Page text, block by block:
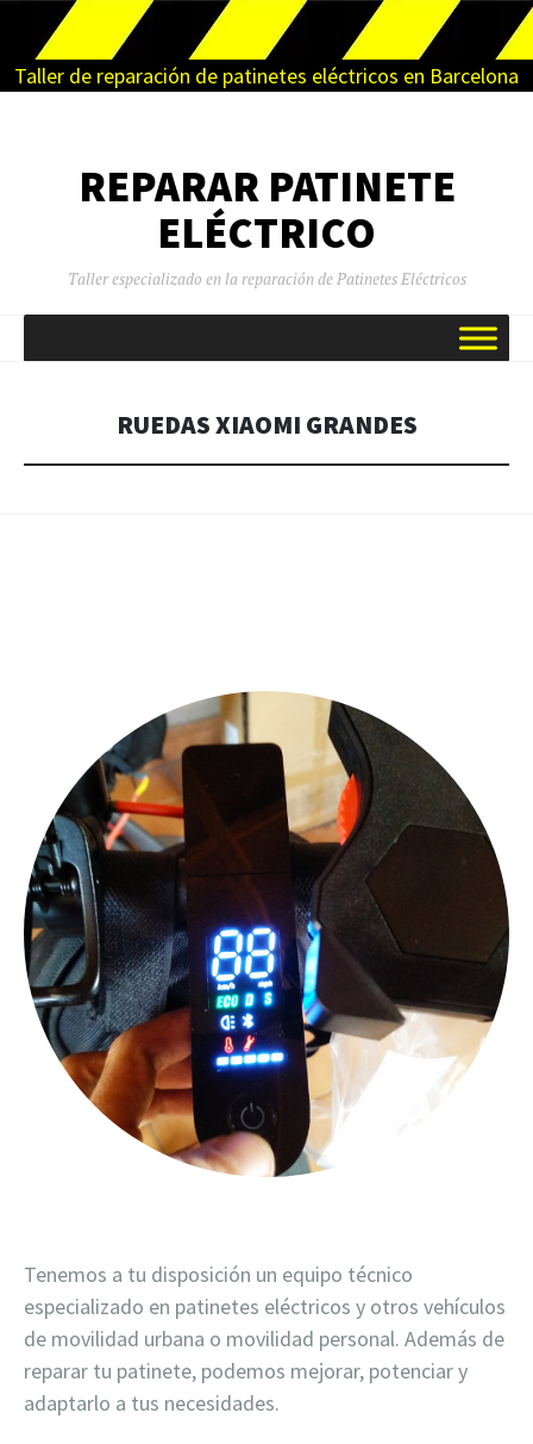
Taller de reparación de patinetes eléctricos en Barcelona
REPARAR PATINETE
ELÉCTRICO
Taller especializado en la reparación de Patinetes Eléctricos
CONTENIDO
RUEDAS XIAOMI GRANDES
Tenemos a tu disposición un equipo técnico
especializado en patinetes eléctricos y otros vehículos
de movilidad urbana o movilidad personal. Además de
reparar tu patinete, podemos mejorar, potenciar y
adaptarlo a tus necesidades.